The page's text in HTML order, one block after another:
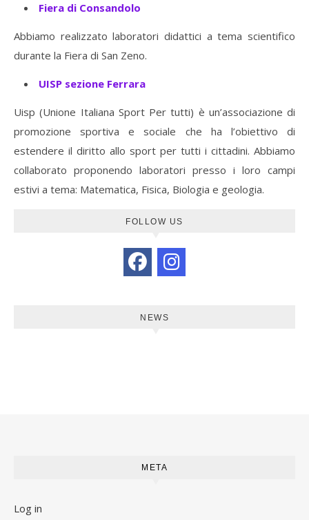
Fiera di Consandolo
Abbiamo realizzato laboratori didattici a tema scientifico
durante la Fiera di San Zeno.
UISP sezione Ferrara
Uisp (Unione Italiana Sport Per tutti) è un’associazione di
promozione sportiva e sociale che ha l’obiettivo di
estendere il diritto allo sport per tutti i cittadini. Abbiamo
collaborato proponendo laboratori presso i loro campi
estivi a tema: Matematica, Fisica, Biologia e geologia.
FOLLOW US
NEWS
META
Log in